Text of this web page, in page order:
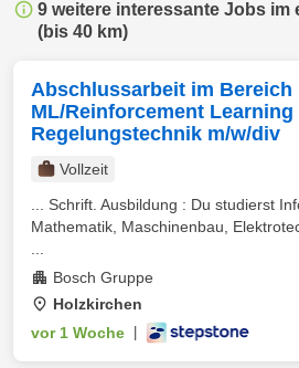
9 weitere interessante Jobs im
(bis 40 km)
Abschlussarbeit im Bereich
ML/Reinforcement Learning
Regelungstechnik m/w/div
Vollzeit
... Schrift. Ausbildung : Du studierst
Mathematik, Maschinenbau,
Bosch Gruppe
Holzkirchen
vor 1 Woche